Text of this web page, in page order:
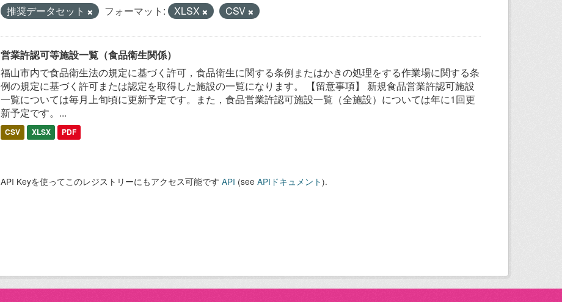
推奨データセット
フォーマット: XLSX CSV
営業許認可等施設一覧（食品衛生関係）
福山市内で食品衛生法の規定に基づく許可，食品衛生に関する条例またはかきの処理をする作業場に関する条
例の規定に基づく許可または認定を取得した施設の一覧になります。 【留意事項】 新規食品営業許認可施設
一覧については毎月上旬頃に更新予定です。また，食品営業許認可施設一覧（全施設）については年に1回更
新予定です。...
CSV XLSX PDF
API Keyを使ってこのレジストリーにもアクセス可能です API (see APIドキュメント).